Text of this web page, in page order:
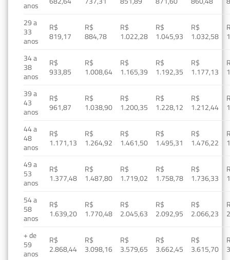
anos
29 a
33
anos
R$
819,17
R$
884,78
R$
1.022,28
R$
1.045,93
R$
1.032,58
34 a
38
anos
R$
933,85
R$
1.008,64
R$
1.165,39
R$
1.192,35
R$
1.177,13
39 a
43
anos
R$
961,87
R$
1.038,90
R$
1.200,35
R$
1.228,12
R$
1.212,44
44 a
48
anos
R$
1.171,13
R$
1.264,92
R$
1.461,50
R$
1.495,31
R$
1.476,22
49 a
53
anos
R$
1.377,48
R$
1.487,80
R$
1.719,02
R$
1.758,78
R$
1.736,33
54 a
58
anos
R$
1.639,20
R$
1.770,48
R$
2.045,63
R$
2.092,95
R$
2.066,23
+ de
59
anos
R$
2.868,44
R$
3.098,16
R$
3.579,65
R$
3.662,45
R$
3.615,70